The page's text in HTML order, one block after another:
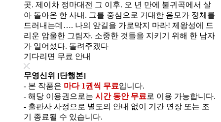
곳. 제이차 정마대전 그 이후. 오 년 만에 불귀곡에서 살
아 돌아온 한 사내. 그를 중심으로 거대한 음모가 정체를
드러내는데…. 나의 앞길을 가로막지 마라! 제왕성에 드
리운 암울한 그림자. 소중한 것들을 지키기 위해 한 남자
가 일어섰다. 돌려주겠다
기다리면 무료 안내
무영신위 [단행본]
- 본 작품은 마다 1권씩 무료입니다.
- 해당 이용권으로는 시간 동안 무료 로 이용 가능합니다.
- 출판사 사정으로 별도의 안내 없이 기간 연장 또는 조
기 종료될 수 있습니다.